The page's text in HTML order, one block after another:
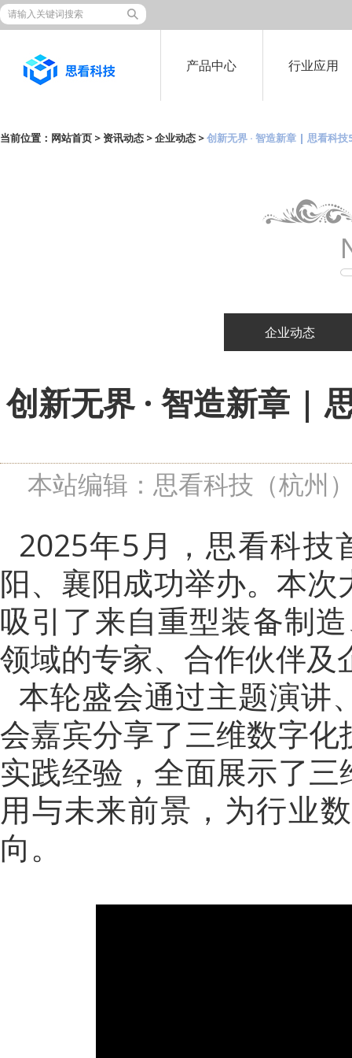
产品中心 行业应用
当前位置： 网站首页 >资讯动态 >企业动态 >创新无界 · 智造新章 | 思看科
企业动态
创新无界 · 智造新章 |
本站编辑：思看科技（杭州
2025年5月，思看科技
阳、襄阳成功举办。本次
吸引了来自重型装备制
领域的专家、合作伙伴及
本轮盛会通过主题演讲
会嘉宾分享了三维数字
实践经验，全面展示了
用与未来前景，为行业
向。